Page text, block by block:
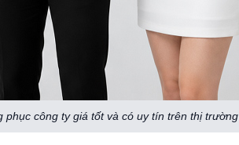
phục công ty giá tốt và có uy tín trên thị trường